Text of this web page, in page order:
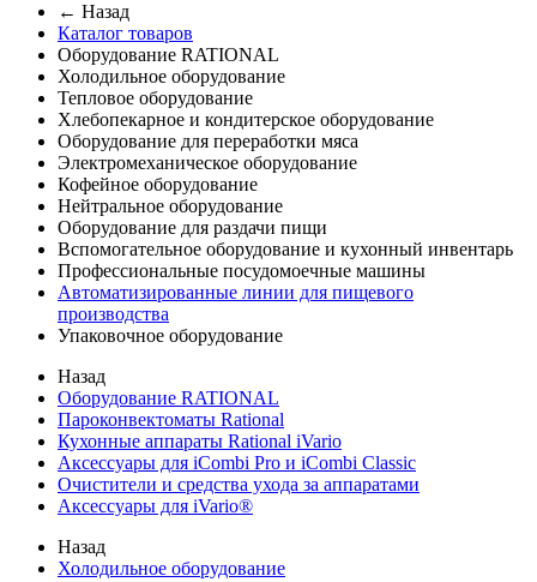
← Назад
Каталог товаров
Оборудование RATIONAL
Холодильное оборудование
Тепловое оборудование
Хлебопекарное и кондитерское оборудование
Оборудование для переработки мяса
Электромеханическое оборудование
Кофейное оборудование
Нейтральное оборудование
Оборудование для раздачи пищи
Вспомогательное оборудование и кухонный инвентарь
Профессиональные посудомоечные машины
Автоматизированные линии для пищевого
производства
Упаковочное оборудование
Назад
Оборудование RATIONAL
Пароконвектоматы Rational
Кухонные аппараты Rational iVario
Аксессуары для iCombi Pro и iCombi Classic
Очистители и средства ухода за аппаратами
Аксессуары для iVario®
Назад
Холодильное оборудование